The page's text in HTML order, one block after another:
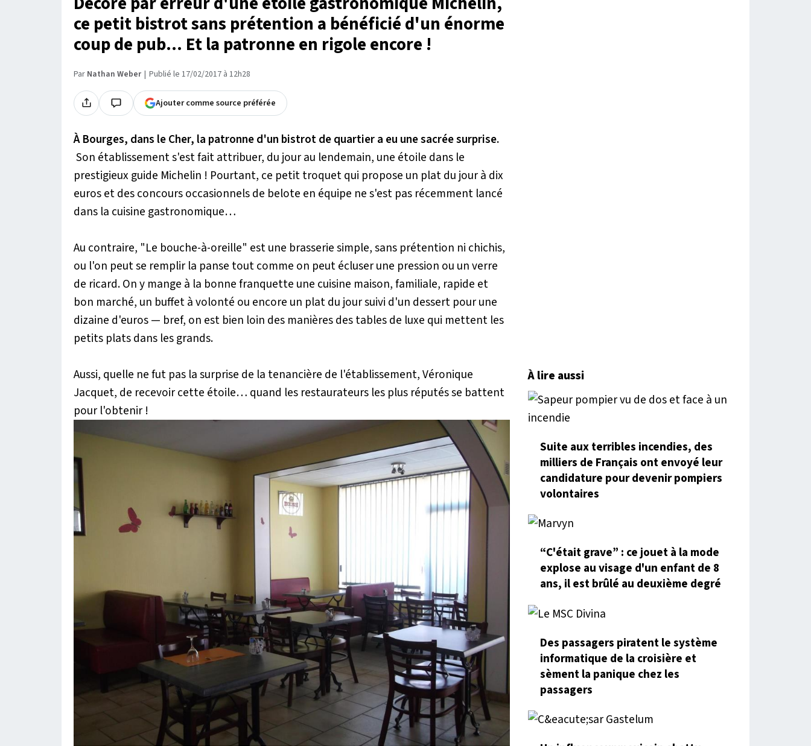
ce petit bistrot sans prétention a bénéficié d'un énorme
coup de pub... Et la patronne en rigole encore !
Par Nathan Weber Publié le 17/02/2017 à 12h28
Ajouter comme source préférée
À Bourges, dans le Cher, la patronne d'un bistrot de quartier a eu une sacrée surprise.
Son établissement s'est fait attribuer, du jour au lendemain, une étoile dans le
prestigieux guide Michelin ! Pourtant, ce petit troquet qui propose un plat du jour à dix
euros et des concours occasionnels de belote en équipe ne s'est pas récemment lancé
dans la cuisine gastronomique…
Au contraire, "Le bouche-à-oreille" est une brasserie simple, sans prétention ni chichis,
ou l'on peut se remplir la panse tout comme on peut écluser une pression ou un verre
de ricard. On y mange à la bonne franquette une cuisine maison, familiale, rapide et
bon marché, un buffet à volonté ou encore un plat du jour suivi d'un dessert pour une
dizaine d'euros — bref, on est bien loin des manières des tables de luxe qui mettent les
petits plats dans les grands.
Aussi, quelle ne fut pas la surprise de la tenancière de l'établissement,Véronique
Jacquet, de recevoir cette étoile… quand les restaurateurs les plus réputés se battent
pour l'obtenir !
À lire aussi
Suite aux terribles incendies, des
milliers de Français ont envoyé leur
candidature pour devenir pompiers
volontaires
“C'était grave” : ce jouet à la mode
explose au visage d'un enfant de 8
ans, il est brûlé au deuxième degré
Des passagers piratent le système
informatique de la croisière et
sèment la panique chez les
passagers